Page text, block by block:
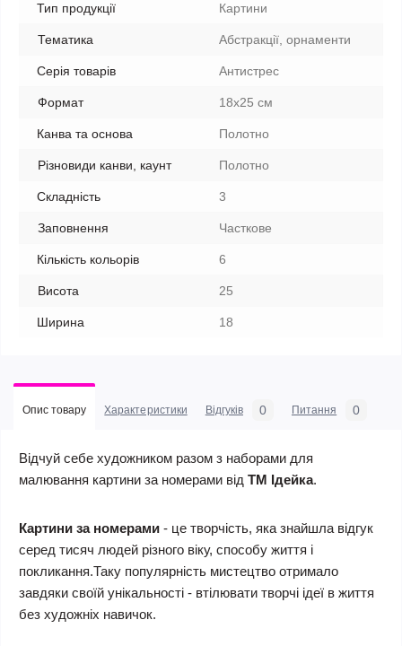
Тип продукції Картини
Тематика Абстракції, орнаменти
Серія товарів Антистрес
Формат 18x25 см
Канва та основа Полотно
Різновиди канви, каунт Полотно
Складність 3
Заповнення Часткове
Кількість кольорів 6
Висота 25
Ширина 18
Опис товару Характеристики Відгуків 0 Питання 0
Відчуй себе художником разом з наборами для
малювання картини за номерами від ТМ Ідейка.
Картини за номерами - це творчість, яка знайшла відгук
серед тисяч людей різного віку, способу життя і
покликання.Таку популярність мистецтво отримало
завдяки своїй унікальності - втілювати творчі ідеї в життя
без художніх навичок.